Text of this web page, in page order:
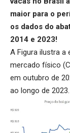
maior para o
os dados do
2014 e 2023!
A Figura ilustra a
mercado físico
em outubro de
ao longo de 2023.